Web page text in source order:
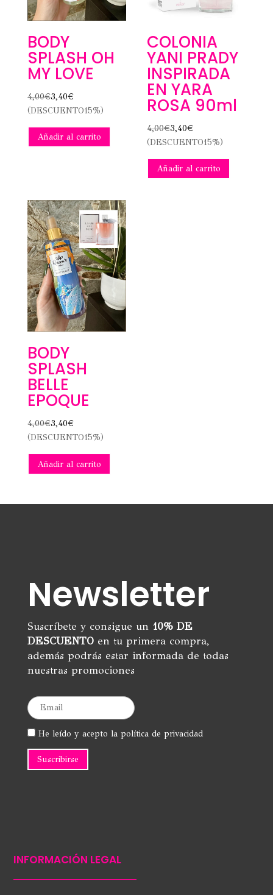
BODY
SPLASH OH
MY LOVE
4,00€3,40€
(DESCUENTO15%)
Añadir al carrito
COLONIA
YANI PRADY
INSPIRADA
EN YARA
ROSA 90ml
4,00€3,40€
(DESCUENTO15%)
Añadir al carrito
BODY
SPLASH
BELLE
EPOQUE
4,00€3,40€
(DESCUENTO15%)
Añadir al carrito
Newsletter
Suscríbete y consigue un 10% DE
DESCUENTOen tu primera compra,
además podrás estar informada de todas
nuestras promociones
He leído y acepto la política de privacidad
INFORMACIÓN LEGAL